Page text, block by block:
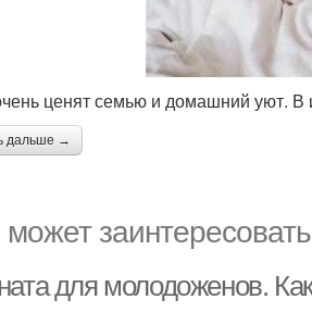
ценят семью и домашний уют.
дальше →
заинтересовать
для молодоженов.